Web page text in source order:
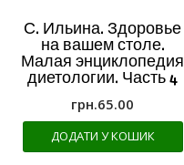
С. Ильина. Здоровье
на вашем столе.
Малая энциклопедия
диетологии. Часть 4
грн.65.00
ДОДАТИ У КОШИК